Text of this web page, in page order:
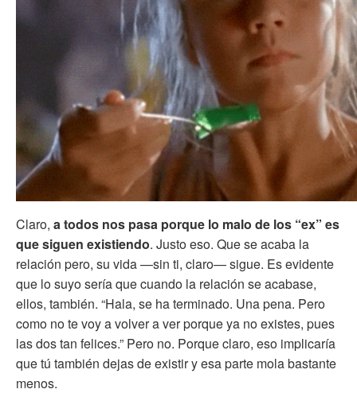
Claro, a todos nos pasa porque lo malo de los “ex” es
que siguen existiendo. Justo eso. Que se acaba la
relación pero, su vida —sin ti, claro— sigue. Es evidente
que lo suyo sería que cuando la relación se acabase,
ellos, también. “Hala, se ha terminado. Una pena. Pero
como no te voy a volver a ver porque ya no existes, pues
las dos tan felices.” Pero no. Porque claro, eso implicaría
que tú también dejas de existir y esa parte mola bastante
menos.